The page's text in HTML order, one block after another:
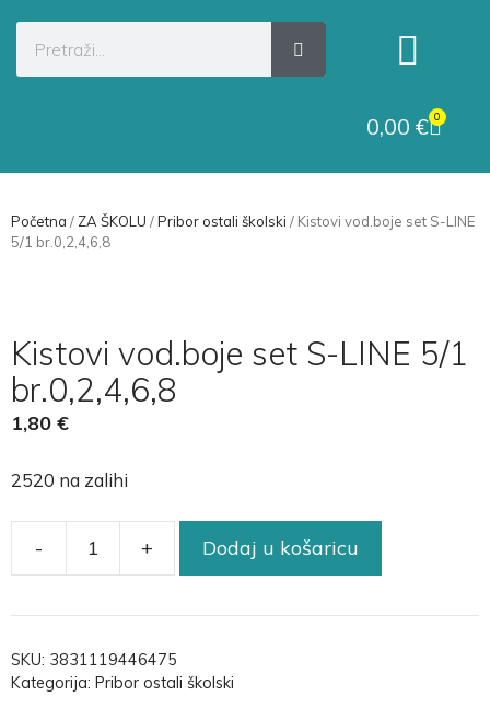
0,00 € 0
Početna / ZA ŠKOLU /Pribor ostali školski / Kistovi vod.boje set S-LINE
5/1 br.0,2,4,6,8
Kistovi vod.boje set S-LINE 5/1
br.0,2,4,6,8
1,80 €
2520 na zalihi
- + Dodaj u košaricu
SKU: 3831119446475
Kategorija: Pribor ostali školski